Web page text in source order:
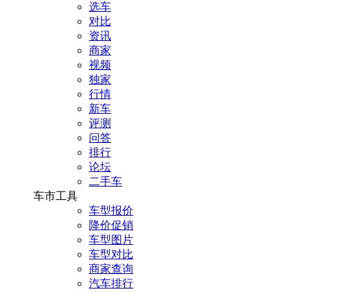
选车
对比
资讯
商家
视频
独家
行情
新车
评测
问答
排行
论坛
二手车
车市工具
车型报价
降价促销
车型图片
车型对比
商家查询
汽车排行